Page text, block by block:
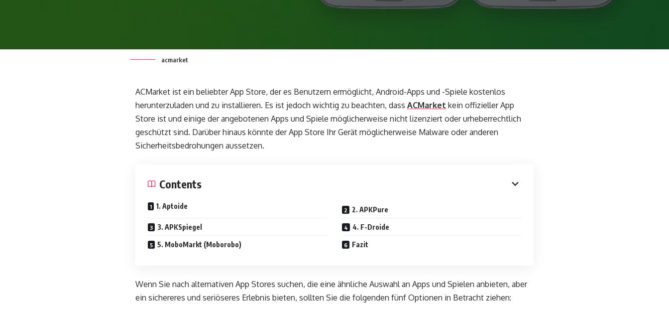
acmarket
ACMarket ist ein beliebter App Store, der es Benutzern ermöglicht, Android-Apps und -Spiele kostenlos
herunterzuladen und zu installieren. Es ist jedoch wichtig zu beachten, dass ACMarket kein offizieller App
Store ist und einige der angebotenen Apps und Spiele möglicherweise nicht lizenziert oder urheberrechtlich
geschützt sind. Darüber hinaus könnte der App Store Ihr Gerät möglicherweise Malware oder anderen
Sicherheitsbedrohungen aussetzen.
Contents
1. Aptoide 2. APKPure
3. APKSpiegel 4. F-Droide
5. MoboMarkt (Moborobo) Fazit
Wenn Sie nach alternativen App Stores suchen, die eine ähnliche Auswahl an Apps und Spielen anbieten, aber
ein sichereres und seriöseres Erlebnis bieten, sollten Sie die folgenden fünf Optionen in Betracht ziehen: